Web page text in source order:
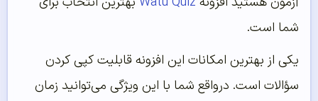
شما است.
یکی از بهترین امکانات این افزونه قابلیت کپی کردن
سؤالات است. درواقع شما با این ویژگی می‌توانید زمان